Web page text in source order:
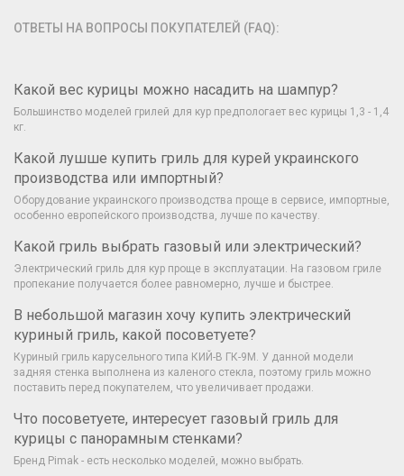
ОТВЕТЫ НА ВОПРОСЫ ПОКУПАТЕЛЕЙ (FAQ):
Какой вес курицы можно насадить на шампур?
Большинство моделей грилей для кур предпологает вес курицы 1,3 - 1,4
кг.
Какой лушше купить гриль для курей украинского
производства или импортный?
Оборудование украинского производства проще в сервисе, импортные,
особенно европейского производства, лучше по качеству.
Какой гриль выбрать газовый или электрический?
Электрический гриль для кур проще в эксплуатации. На газовом гриле
пропекание получается более равномерно, лучше и быстрее.
В небольшой магазин хочу купить электрический
куриный гриль, какой посоветуете?
Куриный гриль карусельного типа КИЙ-В ГК-9М. У данной модели
задняя стенка выполнена из каленого стекла, поэтому гриль можно
поставить перед покупателем, что увеличивает продажи.
Что посоветуете, интересует газовый гриль для
курицы с панорамным стенками?
Бренд Pimak - есть несколько моделей, можно выбрать.